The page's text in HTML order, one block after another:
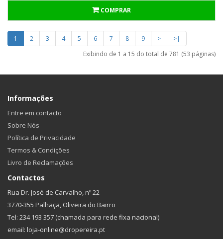
COMPRAR
1 2 3 4 5 6 7 8 9 >
>|
Exibindo de 1 a 15 do total de 781 (53 páginas)
Informações
Entre em contacto
Sobre Nós
Política de Privacidade
Termos & Condições
Livro de Reclamações
Contactos
Rua Dr. José de Carvalho, nº 22
3770-355 Palhaça, Oliveira do Bairro
Tel: 234 193 357 (chamada para rede fixa nacional)
email: loja-online@dropereira.pt